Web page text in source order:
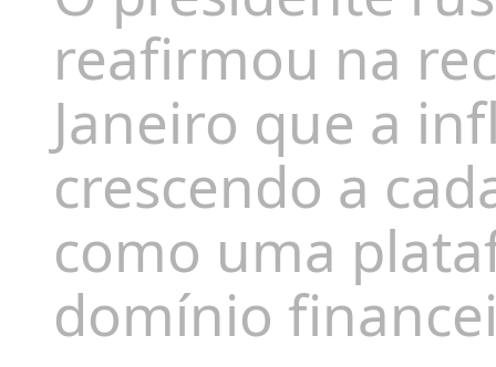
reafirmou na
Janeiro quea
crescendo a
como uma
domínio